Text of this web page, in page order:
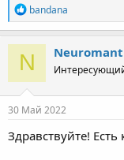
R
e
a
c
i
o
n
s
bandana
N
30 Май 2022
Здравствуйте!